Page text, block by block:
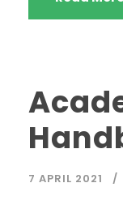
7 APRIL 2021